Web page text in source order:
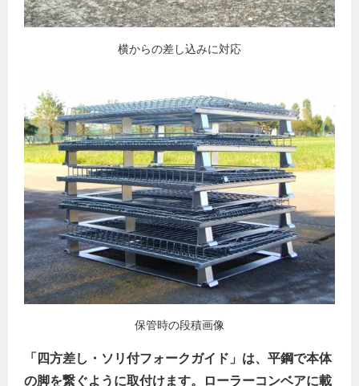
横からの差し込みに対応
保管時の段積画像
「四方差し・ソリ付フォークガイド」は、平鋼で本体
の脚を繋ぐように取付けます。ローラーコンベアに載